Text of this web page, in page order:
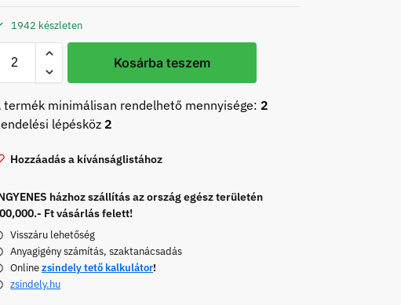
1942 készleten
Kosárba teszem
termék minimálisan rendelhető mennyisége: 2
lépésköz 2
Hozzáadás a kívánságlistához
házhoz szállítás az ország egész területén
Ft vásárlás felett!
Visszáru lehetőség
Anyagigény számítás, szaktanácsadás
Onlinezsindely tető kalkulátor!
zsindely.hu